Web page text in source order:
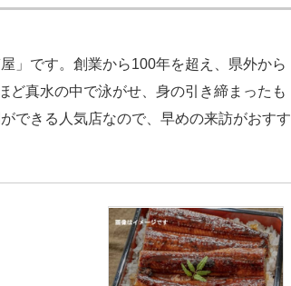
」です。創業から100年を超え、県外から
ど真水の中で泳がせ、身の引き締まったも
できる人気店なので、早めの来訪がおすす